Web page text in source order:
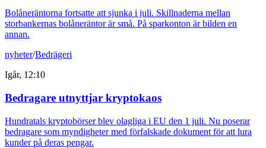
Bolåneräntorna fortsatte att sjunka i juli. Skillnaderna mellan
storbankernas bolåneräntor är små. På sparkonton är bilden en
annan.
nyheter/Bedrägeri
Igår, 12:10
Bedragare utnyttjar kryptokaos
Hundratals kryptobörser blev olagliga i EU den 1 juli. Nu poserar
bedragare som myndigheter med förfalskade dokument för att lura
kunder på deras pengar.